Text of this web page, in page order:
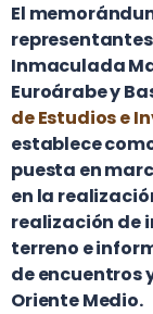
El
Inmaculada
Euroárabe y
de Estudios e
establece
puesta en
en la
realización de
terreno e
de encuentros
Oriente Medio.